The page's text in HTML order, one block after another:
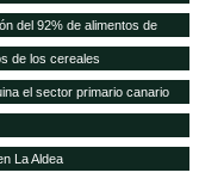
del 92% de alimentos de
de los cereales
el sector primario canario
La Aldea